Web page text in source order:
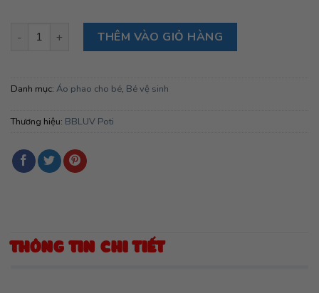
Áo phao bơi bbluv Naj size M dành cho bé 3-6 tuổi (Grey) số
THÊM VÀO GIỎ HÀNG
Danh mục: Áo phao cho bé, Bé vệ sinh
Thương hiệu: BBLUV Poti
THÔNG TIN CHI TIẾT